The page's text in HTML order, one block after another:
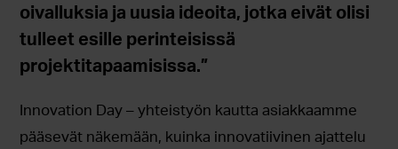
oivalluksia ja uusia ideoita, jotka eivät olisi
tulleet esille perinteisissä
projektitapaamisissa.”
Innovation Day – yhteistyön kautta asiakkaamme
pääsevät näkemään, kuinka innovatiivinen ajattelu